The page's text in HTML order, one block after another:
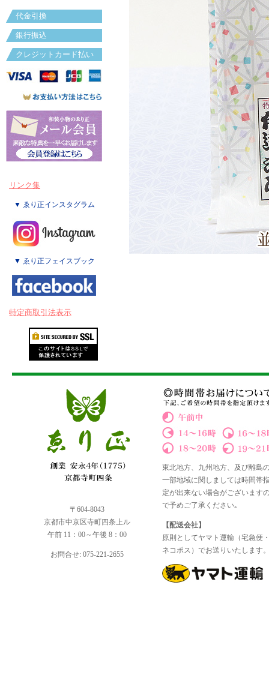
代金引換
銀行振込
クレジットカード払い
リンク集
▼ ゑり正インスタグラム
▼ ゑり正フェイスブック
特定商取引法表示
〒604-8043
京都市中京区寺町四条上ル
午前 11：00～午後 8：00
お問合せ: 075-221-2655
東北地方、九州地方、及び離島
一部地域に関しましては時間帯
定が出来ない場合がございます
で予めご了承ください｡
【配送会社】
原則としてヤマト運輸（宅急便
ネコポス）でお送りいたします